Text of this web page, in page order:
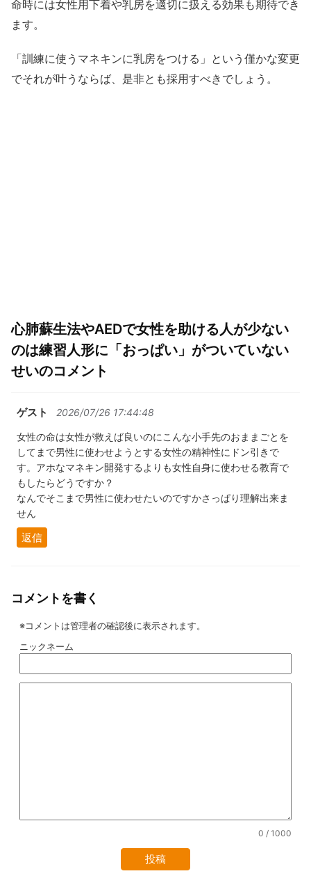
命時には女性用下着や乳房を適切に扱える効果も期待でき
ます。
「訓練に使うマネキンに乳房をつける」という僅かな変更
でそれが叶うならば、是非とも採用すべきでしょう。
心肺蘇生法やAEDで女性を助ける人が少ない
のは練習人形に「おっぱい」がついていない
せいのコメント
ゲスト 2026/07/26 17:44:48
女性の命は女性が救えば良いのにこんな小手先のおままごとを
してまで男性に使わせようとする女性の精神性にドン引きで
す。アホなマネキン開発するよりも女性自身に使わせる教育で
もしたらどうですか？
なんでそこまで男性に使わせたいのですかさっぱり理解出来ま
せん
返信
コメントを書く
※コメントは管理者の確認後に表示されます。
ニックネーム
0 / 1000